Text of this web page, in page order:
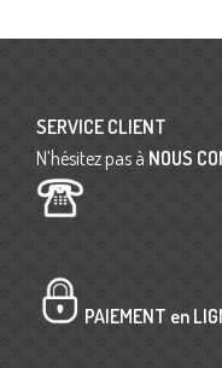
SERVICE CLIENT
N’hésitez pas à NOUS
PAIEMENT en